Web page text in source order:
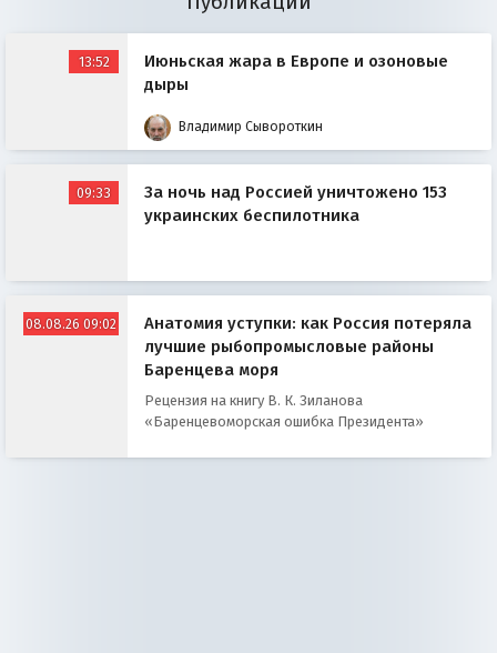
13:52
Июньская жара в Европе и озоновые
дыры
Владимир Сывороткин
09:33
За ночь над Россией уничтожено 153
украинских беспилотника
08.08.26 09:02
Анатомия уступки: как Россия потеряла
лучшие рыбопромысловые районы
Баренцева моря
Рецензия на книгу В. К. Зиланова
«Баренцевоморская ошибка Президента»